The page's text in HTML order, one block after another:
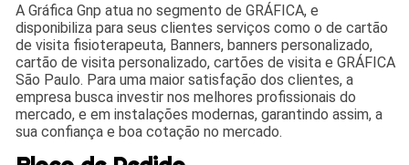
A Gráfica Gnp atua no segmento de GRÁFICA, e
disponibiliza para seus clientes serviços como o de cartão
de visita fisioterapeuta, Banners, banners personalizado,
cartão de visita personalizado, cartões de visita e GRÁFICA
São Paulo. Para uma maior satisfação dos clientes, a
empresa busca investir nos melhores profissionais do
mercado, e em instalações modernas, garantindo assim, a
sua confiança e boa cotação no mercado.